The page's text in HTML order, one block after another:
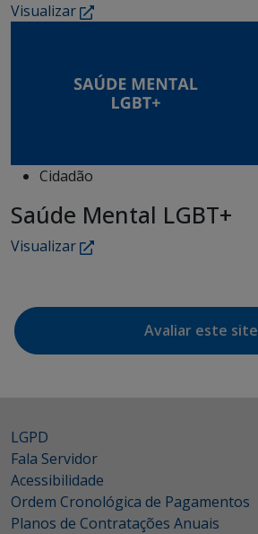
Visualizar
Cidadão
Saúde Mental LGBT+
Visualizar
Avaliar este site
LGPD
Fala Servidor
Acessibilidade
Ordem Cronológica de Pagamentos
Planos de Contratações Anuais